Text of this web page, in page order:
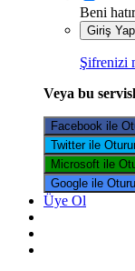
Beni
Giriş Yap
Şifrenizi
Veya bu
Facebook ile
Twitter ile
Microsoft ile
Google ile
Üye Ol